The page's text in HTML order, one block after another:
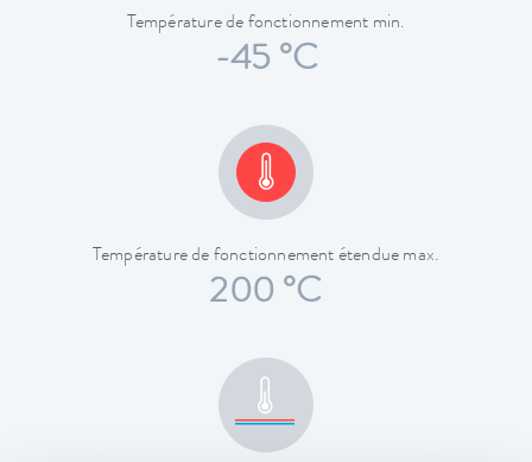
Température de fonctionnement min.
-45 °C
Température de fonctionnement étendue max.
200 °C